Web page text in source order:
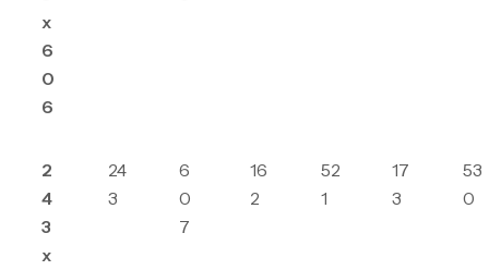
x
6
0
6
2
4
3
x
24
3
6
0
7
16
2
52
1
17
3
53
0